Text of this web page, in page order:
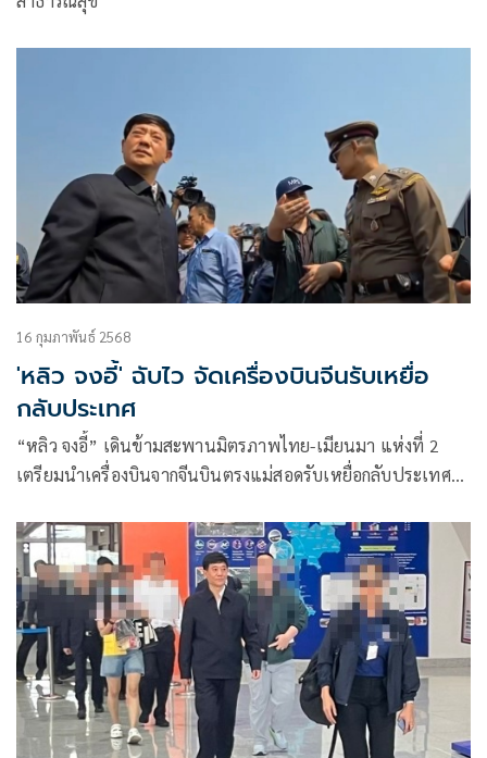
16 กุมภาพันธ์ 2568
'หลิว จงอี้' ฉับไว จัดเครื่องบินจีนรับเหยื่อ
กลับประเทศ
“หลิว จงอี้” เดินข้ามสะพานมิตรภาพไทย-เมียนมา แห่งที่ 2
เตรียมนำเครื่องบินจากจีนบินตรงแม่สอดรับเหยื่อกลับประเทศ